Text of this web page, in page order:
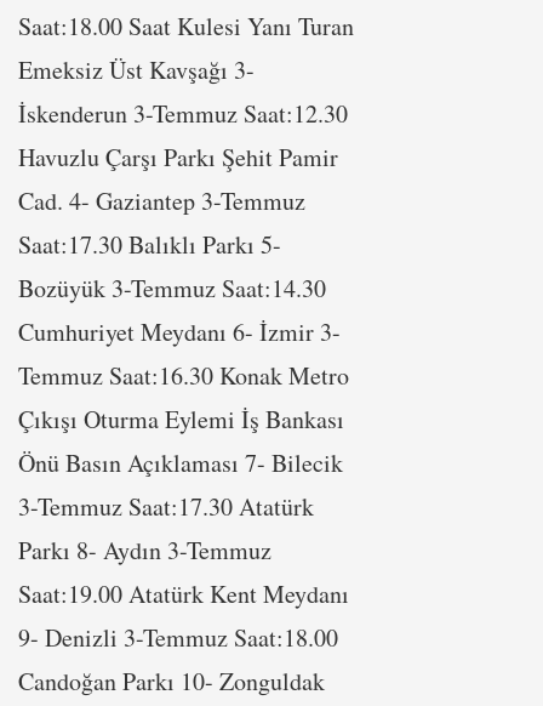
Saat:18.00 Saat Kulesi Yanı Turan
Emeksiz Üst Kavşağı 3-
İskenderun 3-Temmuz Saat:12.30
Havuzlu Çarşı Parkı Şehit Pamir
Cad. 4- Gaziantep 3-Temmuz
Saat:17.30 Balıklı Parkı 5-
Bozüyük 3-Temmuz Saat:14.30
Cumhuriyet Meydanı 6- İzmir 3-
Temmuz Saat:16.30 Konak Metro
Çıkışı Oturma Eylemi İş Bankası
Önü Basın Açıklaması 7- Bilecik
3-Temmuz Saat:17.30 Atatürk
Parkı 8- Aydın 3-Temmuz
Saat:19.00 Atatürk Kent Meydanı
9- Denizli 3-Temmuz Saat:18.00
Candoğan Parkı 10- Zonguldak